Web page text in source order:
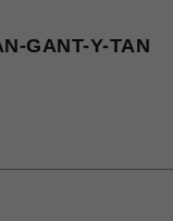
GANT-Y-TAN